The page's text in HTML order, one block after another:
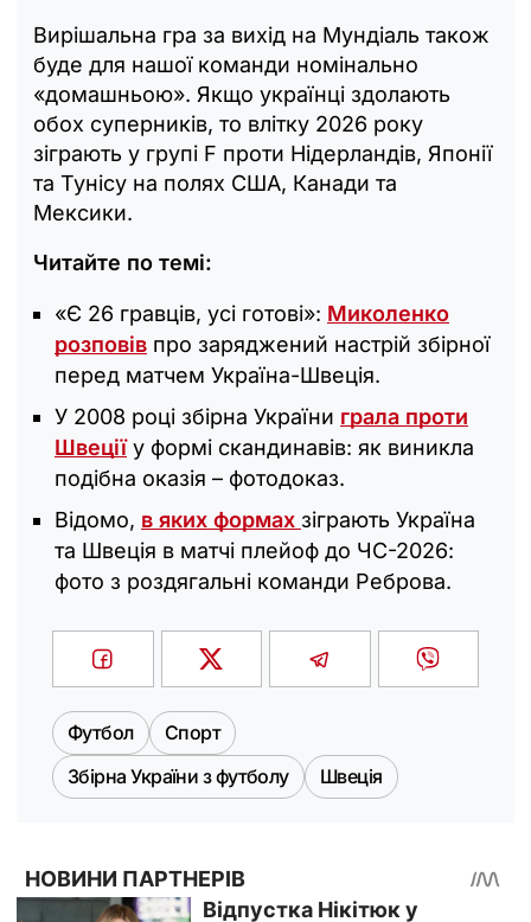
Вирішальна гра за вихід на Мундіаль також
буде для нашої команди номінально
«домашньою». Якщо українці здолають
обох суперників, то влітку 2026 року
зіграють у групі F проти Нідерландів, Японії
та Тунісу на полях США, Канади та
Мексики.
Читайте по темі:
«Є 26 гравців, усі готові»: Миколенко
розповів про заряджений настрій збірної
перед матчем Україна-Швеція.
У 2008 році збірна України грала проти
Швеціїу формі скандинавів: як виникла
подібна оказія – фотодоказ.
Відомо, в яких формах зіграють Україна
та Швеція в матчі плейоф до ЧС-2026:
фото з роздягальні команди Реброва.
Футбол
Спорт
Збірна України з футболу
Швеція